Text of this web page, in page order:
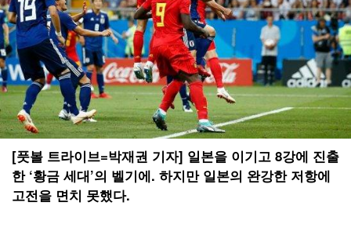
[풋볼 트라이브=박재권 기자] 일본을 이기고 8강에 진출
한 ‘황금 세대’의 벨기에. 하지만 일본의 완강한 저항에
고전을 면치 못했다.